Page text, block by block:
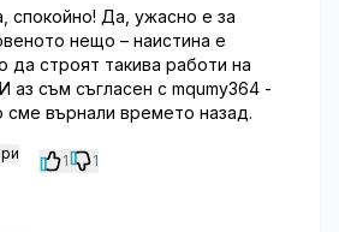
спокойно! Да, ужасно е за
нещо – наистина е
да строят такива работи на
аз съм съгласен с mqumy364 -
сме върнали времето назад.
1 1